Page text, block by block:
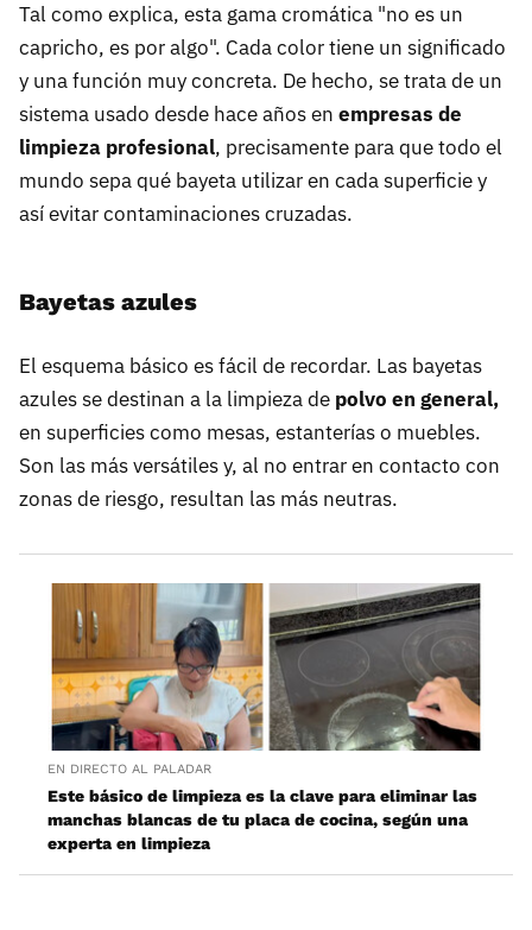
Tal como explica, esta gama cromática "no es un
capricho, es por algo". Cada color tiene un significado
y una función muy concreta. De hecho, se trata de un
sistema usado desde hace años en empresas de
limpieza profesional, precisamente para que todo el
mundo sepa qué bayeta utilizar en cada superficie y
así evitar contaminaciones cruzadas.
Bayetas azules
El esquema básico es fácil de recordar. Las bayetas
azules se destinan a la limpieza de polvo en general,
en superficies como mesas, estanterías o muebles.
Son las más versátiles y, al no entrar en contacto con
zonas de riesgo, resultan las más neutras.
EN DIRECTO AL PALADAR
Este básico de limpieza es la clave para eliminar las
manchas blancas de tu placa de cocina, según una
experta en limpieza